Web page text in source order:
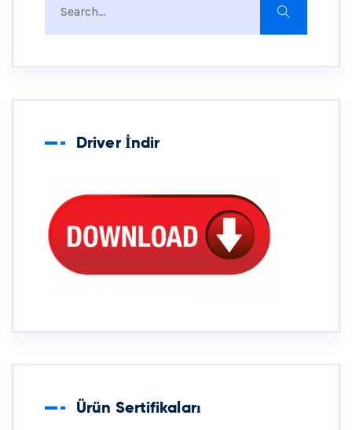
Driver İndir
Ürün Sertifikaları